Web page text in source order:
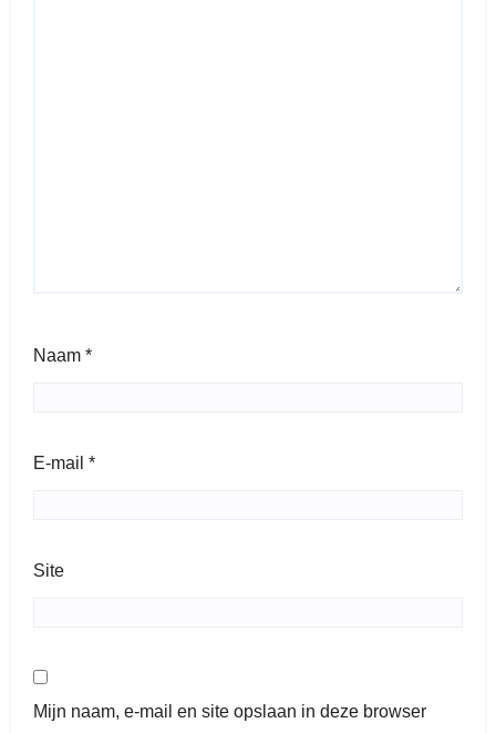
Naam *
E-mail *
Site
Mijn naam, e-mail en site opslaan in deze browser